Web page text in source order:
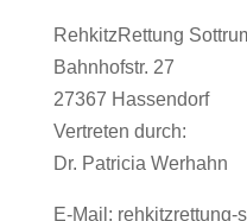
RehkitzRettung
Bahnhofstr. 27
27367 Hassendorf
Vertreten durch:
Dr. Patricia Werhahn
E-Mail: rehkitzrettung-